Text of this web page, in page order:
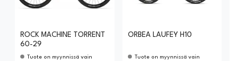
ROCK MACHINE TORRENT
60-29
Tuote on myynnissä vain
ORBEA LAUFEY H10
Tuote on myynnissä vain